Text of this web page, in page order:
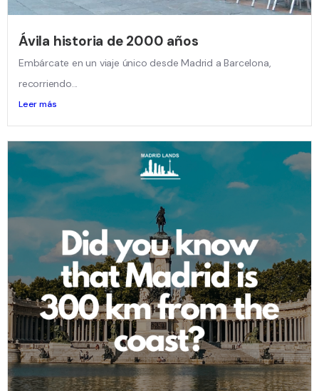
Ávila historia de 2000 años
Embárcate en un viaje único desde Madrid a Barcelona,
recorriendo...
Leer más